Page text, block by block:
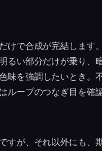
で合成が完結します
るい部分だけが乗り、
色味を強調したいとき
ープのつなぎ目を確
すが、それ以外にも